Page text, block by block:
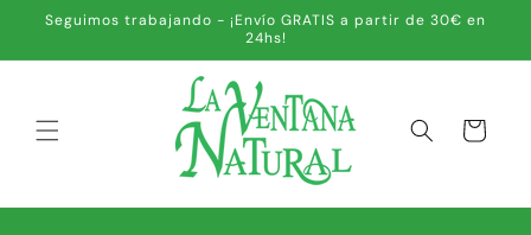
Seguimos trabajando - ¡Envío GRATIS a partir de 30€ en
24hs!
Carrito